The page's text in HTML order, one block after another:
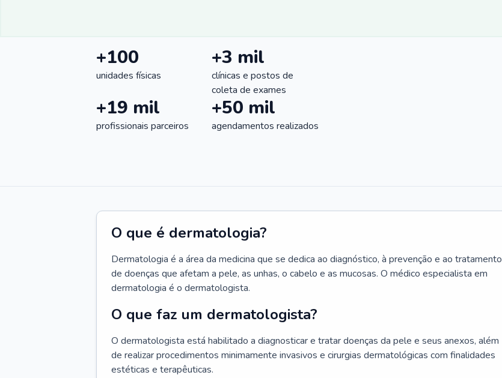
+100
unidades físicas
+3 mil
clínicas e postos de
coleta de exames
+19 mil
profissionais parceiros
+50 mil
agendamentos realizados
O que é dermatologia?
Dermatologia é a área da medicina que se dedica ao diagnóstico, à prevenção e ao tratamento
de doenças que afetam a pele, as unhas, o cabelo e as mucosas. O médico especialista em
dermatologia é o dermatologista.
O que faz um dermatologista?
O dermatologista está habilitado a diagnosticar e tratar doenças da pele e seus anexos, além
de realizar procedimentos minimamente invasivos e cirurgias dermatológicas com finalidades
estéticas e terapêuticas.